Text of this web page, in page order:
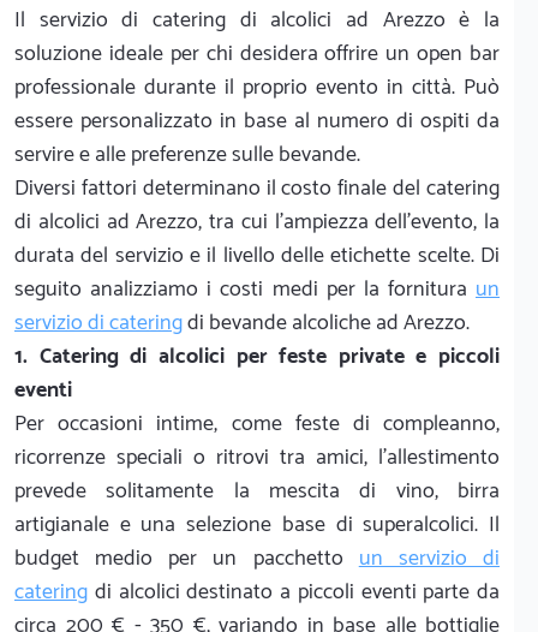
Il servizio di catering di alcolici ad Arezzo è la
soluzione ideale per chi desidera offrire un open bar
professionale durante il proprio evento in città. Può
essere personalizzato in base al numero di ospiti da
servire e alle preferenze sulle bevande.
Diversi fattori determinano il costo finale del catering
di alcolici ad Arezzo, tra cui l'ampiezza dell'evento, la
durata del servizio e il livello delle etichette scelte. Di
seguito analizziamo i costi medi per la fornitura un
servizio di cateringdi bevande alcoliche ad Arezzo.
1. Catering di alcolici per feste private e piccoli
eventi
Per occasioni intime, come feste di compleanno,
ricorrenze speciali o ritrovi tra amici, l'allestimento
prevede solitamente la mescita di vino, birra
artigianale e una selezione base di superalcolici. Il
budget medio per un pacchettoun servizio di
catering di alcolici destinato a piccoli eventi parte da